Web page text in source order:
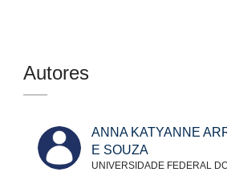
Autores
ANNA KATYANNE
E SOUZA
UNIVERSIDADE FEDERAL